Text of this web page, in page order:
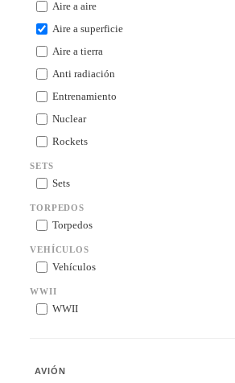
Aire a aire
Aire a superficie
Aire a tierra
Anti radiación
Entrenamiento
Nuclear
Rockets
SETS
Sets
TORPEDOS
Torpedos
VEHÍCULOS
Vehículos
WWII
WWII
AVIÓN